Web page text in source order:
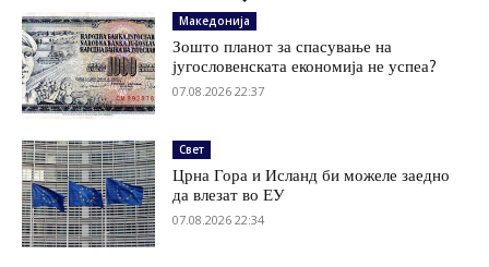
Македонија
Зошто планот за спасување на
југословенската економија не успеа?
07.08.2026 22:37
Свет
Црна Гора и Исланд би можеле заедно
да влезат во ЕУ
07.08.2026 22:34